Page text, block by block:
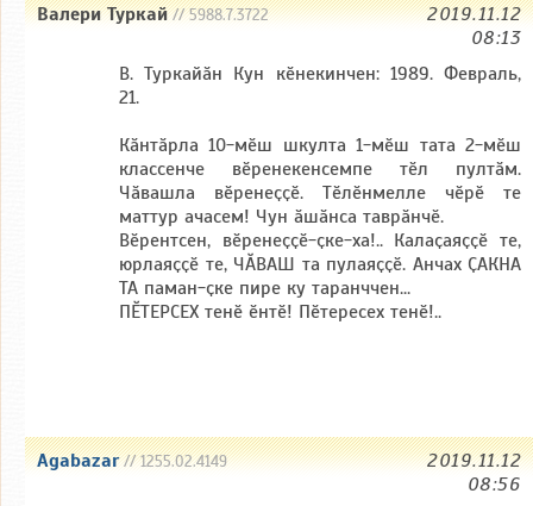
Валери Туркай// 5988.7.3722
2019.11.12
08:13
В. Туркайӑн Кун кӗнекинчен: 1989. Февраль,
21.
Кӑнтӑрла 10-мӗш шкулта 1-мӗш тата 2-мӗш
классенче вӗренекенсемпе тӗл пултӑм.
Чӑвашла вӗренеҫҫӗ. Тӗлӗнмелле чӗрӗ те
маттур ачасем! Чун ӑшӑнса таврӑнчӗ.
Вӗрентсен, вӗренеҫҫӗ-ҫке-ха!.. Калаҫаяҫҫӗ те,
юрлаяҫҫӗ те, ЧӐВАШ та пулаяҫҫӗ. Анчах ҪАКНА
ТА паман-ҫке пире ку таранччен...
ПӖТЕРСЕХ тенӗ ӗнтӗ! Пӗтересех тенӗ!..
Agabazar// 1255.02.4149
2019.11.12
08:56